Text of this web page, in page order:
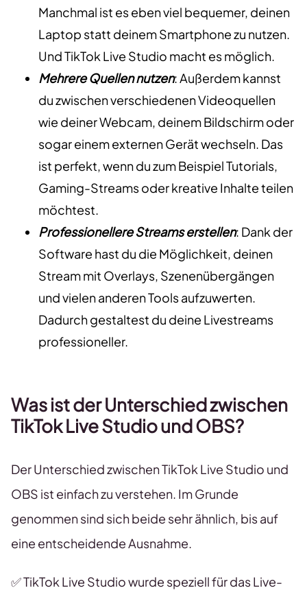
Manchmal ist es eben viel bequemer, deinen
Laptop statt deinem Smartphone zu nutzen.
Und TikTok Live Studio macht es möglich.
Mehrere Quellen nutzen: Außerdem kannst
du zwischen verschiedenen Videoquellen
wie deiner Webcam, deinem Bildschirm oder
sogar einem externen Gerät wechseln. Das
ist perfekt, wenn du zum Beispiel Tutorials,
Gaming-Streams oder kreative Inhalte teilen
möchtest.
Professionellere Streams erstellen: Dank der
Software hast du die Möglichkeit, deinen
Stream mit Overlays, Szenenübergängen
und vielen anderen Tools aufzuwerten.
Dadurch gestaltest du deine Livestreams
professioneller.
Was ist der Unterschied zwischen
TikTok Live Studio und OBS?
Der Unterschied zwischen TikTok Live Studio und
OBS ist einfach zu verstehen. Im Grunde
genommen sind sich beide sehr ähnlich, bis auf
eine entscheidende Ausnahme.
✅ TikTok Live Studio wurde speziell für das Live-